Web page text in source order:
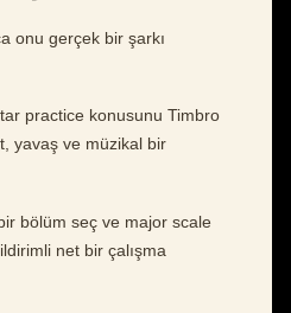
onu gerçek bir şarkı
practice konusunu Timbro
yavaş ve müzikal bir
bölüm seç ve major scale
net bir çalışma